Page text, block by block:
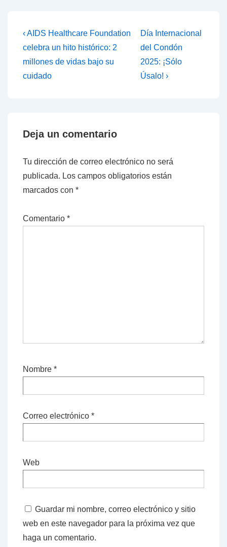
Navegación
de
entradas
La
entrada
anterior
es
‹ AIDS Healthcare Foundation
celebra un hito histórico: 2
millones de vidas bajo su
cuidado
La
entrada
siguiente
es
Día Internacional
del Condón
2025: ¡Sólo
Úsalo! ›
Deja un comentario
Tu dirección de correo electrónico no será
publicada. Los campos obligatorios están
marcados con *
Comentario *
Nombre *
Correo electrónico *
Web
Guardar mi nombre, correo electrónico y sitio
web en este navegador para la próxima vez que
haga un comentario.